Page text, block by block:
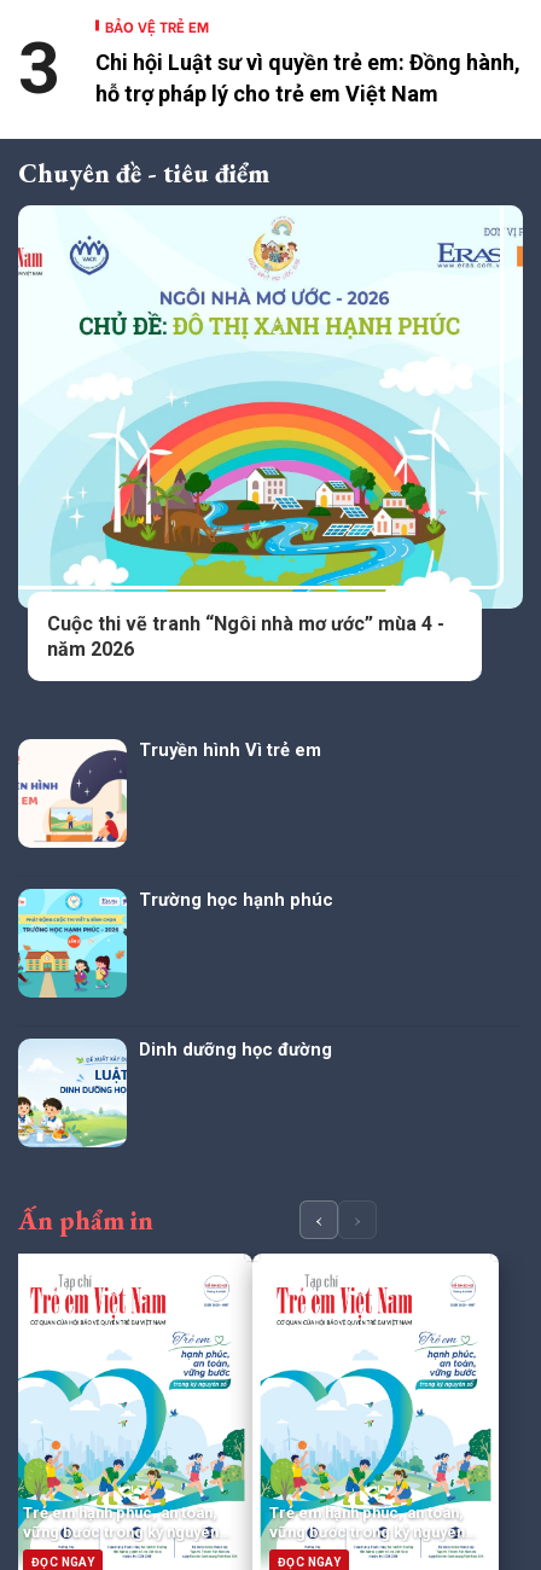
BẢO VỆ TRẺ EM
Chi hội Luật sư vì quyền trẻ em: Đồng hành,
hỗ trợ pháp lý cho trẻ em Việt Nam
3
Chuyên đề - tiêu điểm
Cuộc thi vẽ tranh “Ngôi nhà mơ ước” mùa 4 -
năm 2026
Truyền hình Vì trẻ em
Trường học hạnh phúc
Dinh dưỡng học đường
Ấn phẩm in ‹ ›
Trẻ em hạnh phúc, an toàn,
vững bước trong kỷ nguyên
số
ĐỌC NGAY
Trẻ em hạnh phúc, an toàn,
vững bước trong kỷ nguyên
số
ĐỌC NGAY